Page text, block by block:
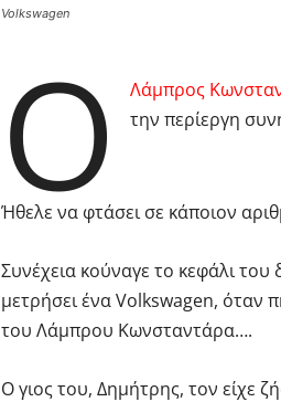
Volkswagen
Ο Λάμπρος
την περίεργη
Ήθελε να φτάσει σε κάποιον
Συνέχεια κούναγε το κεφάλι του
μετρήσει ένα Volkswagen, όταν
του Λάμπρου Κωνσταντάρα….
Ο γιος του, Δημήτρης, τον είχε